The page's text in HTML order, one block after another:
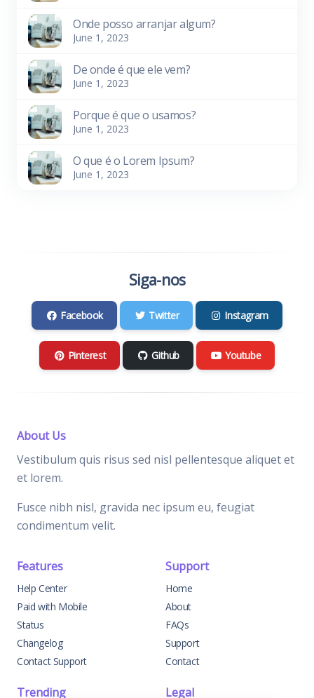
Onde posso arranjar algum?
June 1, 2023
De onde é que ele vem?
June 1, 2023
Porque é que o usamos?
June 1, 2023
O que é o Lorem Ipsum?
June 1, 2023
Siga-nos
Facebook Twitter Instagram
Pinterest Github Youtube
About Us
Vestibulum quis risus sed nisl pellentesque aliquet et
et lorem.
Fusce nibh nisl, gravida nec ipsum eu, feugiat
condimentum velit.
Features
Help Center
Paid with Mobile
Status
Changelog
Contact Support
Support
Home
About
FAQs
Support
Contact
Trending Legal